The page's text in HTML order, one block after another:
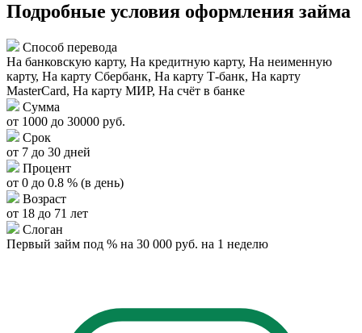
Подробные условия оформления займа
Способ перевода
На банковскую карту, На кредитную карту, На неименную
карту, На карту Сбербанк, На карту Т-банк, На карту
MasterCard, На карту МИР, На счёт в банке
Сумма
от 1000 до 30000 руб.
Срок
от 7 до 30 дней
Процент
от 0 до 0.8 % (в день)
Возраст
от 18 до 71 лет
Слоган
Первый займ под % на 30 000 руб. на 1 неделю